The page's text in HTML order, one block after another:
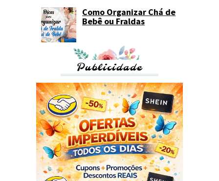
Como Organizar Chá de
Bebê ou Fraldas
Publicidade